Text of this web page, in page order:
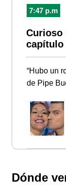
7:47 p.m
Curioso
capítulo
“Hubo un
de Pipe
Dónde